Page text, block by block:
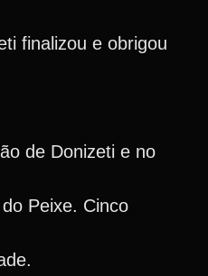
finalizou e obrigou
de Donizeti e no
Peixe. Cinco